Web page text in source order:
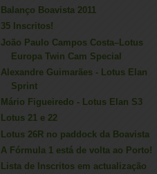
Balanço Boavista 2011
35 Inscritos!
João Paulo Campos Costa–Lotus
Europa Twin Cam Special
Alexandre Guimarães - Lotus Elan
Sprint
Mário Figueiredo - Lotus Elan S3
Lotus 21 e 22
Lotus 26R no paddock da Boavista
A Fórmula 1 está de volta ao Porto!
Lista de Inscritos em actualização